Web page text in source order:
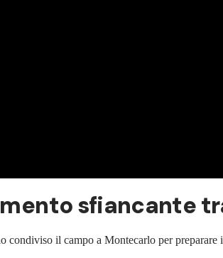
sfiancante
il campo a Montecarlo per preparare